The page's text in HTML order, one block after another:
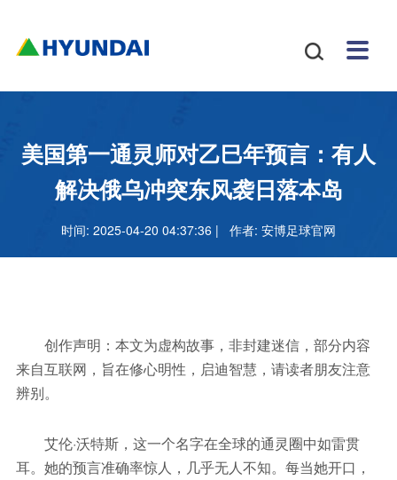

样
机
体育
吗
安博
足球
官网
美国第一通灵师对乙巳年预言：有人
解决俄乌冲突东风袭日落本岛
时间: 2025-04-20 04:37:36 | 作者: 安博足球官网
创作声明：本文为虚构故事，非封建迷信，部分内容
来自互联网，旨在修心明性，启迪智慧，请读者朋友注意
辨别。
艾伦·沃特斯，这一个名字在全球的通灵圈中如雷贯
耳。她的预言准确率惊人，几乎无人不知。每当她开口，